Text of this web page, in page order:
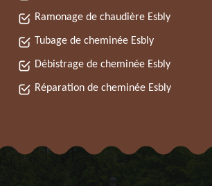
Ramonage de chaudière Esbly
Tubage de cheminée Esbly
Débistrage de cheminée Esbly
Réparation de cheminée Esbly